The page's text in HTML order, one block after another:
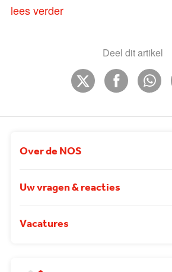
lees verder
Deel dit artikel
Over de NOS
Uw vragen & reacties
Vacatures